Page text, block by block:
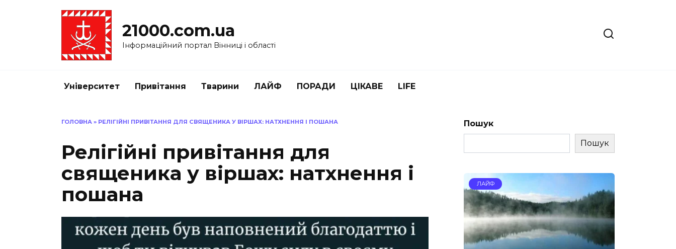
21000.com.ua
Інформаційний портал Вінниці і області
Університет Привітання Тварини ЛАЙФ ПОРАДИ ЦІКАВЕ LIFE
ГОЛОВНА » РЕЛІГІЙНІ ПРИВІТАННЯ ДЛЯ СВЯЩЕНИКА У ВІРШАХ: НАТХНЕННЯ І ПОШАНА
Релігійні привітання для
священика у віршах: натхнення і
пошана
Пошук
Пошук
ЛАЙФ